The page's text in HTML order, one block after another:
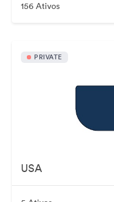
156 Ativos
PRIVATE
USA